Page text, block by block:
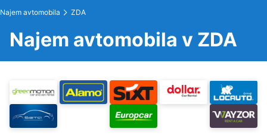
Najem avtomobila ZDA
Najem avtomobila v ZDA